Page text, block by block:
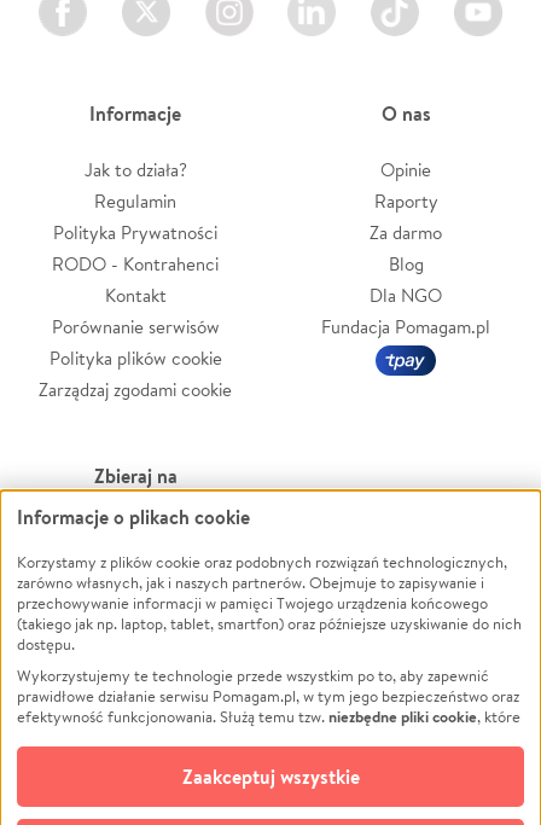
Informacje
Jak to działa?
Regulamin
Polityka Prywatności
RODO - Kontrahenci
Kontakt
Porównanie serwisów
Polityka plików cookie
Zarządzaj zgodami cookie
O nas
Opinie
Raporty
Za darmo
Blog
Dla NGO
Fundacja Pomagam.pl
Zbieraj na
Leczenie
Zwierzęta
Pożar
Ukraina
Pomoc Finansowa
Projekty
Pogrzeb
Społeczność lokalna
Kultura
Powódź
Wichura
NGO
Edukacja
Podróż
Impreza
Ochrona środowiska
Biznes
Informacje o plikach cookie
Korzystamy z plików cookie oraz podobnych rozwiązań technologicznych,
zarówno własnych, jak i naszych partnerów. Obejmuje to zapisywanie i
przechowywanie informacji w pamięci Twojego urządzenia końcowego
(takiego jak np. laptop, tablet, smartfon) oraz późniejsze uzyskiwanie do nich
dostępu.
Wykorzystujemy te technologie przede wszystkim po to, aby zapewnić
prawidłowe działanie serwisu Pomagam.pl, w tym jego bezpieczeństwo oraz
efektywność funkcjonowania. Służą temu tzw.niezbędne pliki cookie, które
opcjonalnych plików cookie
technologii do celów analitycznych i retargetingowych. Możesz wyrazić
zgodę na ich stosowanie lub jej odmówić. W dowolnym momencie masz
Zaakceptuj wszystkie